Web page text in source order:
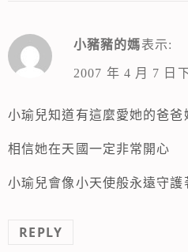
小豬豬的媽表示:
2007 年 4 月 7 日
小瑜兒知道有這麼愛她的爸爸
相信她在天國一定非常開心
小瑜兒會像小天使般永遠守
REPLY